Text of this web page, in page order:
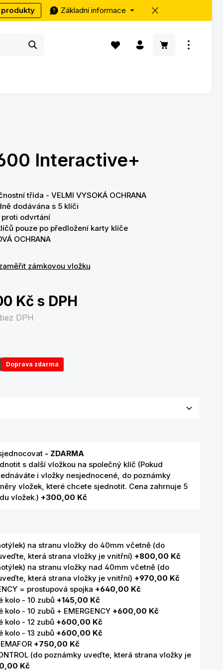
Základní informace
Máte 0 položky v seznamu přání
Nákupní košík
Interactive+
třída - VELMI VYSOKÁ OCHRANA
dodávána s 5 klíči
proti odvrtání
pouze po předložení karty klíče
OCHRANA
zámkovou vložku
Kč s DPH
bez DPH
Doprava zdarma
variantu
- ZDARMA
s další vložkou na společný klíč (Pokud
i vložky nesjednocené, do poznámky
vložek, které chcete sjednotit. Cena zahrnuje 5
vložek.) +300,00 Kč
na stranu vložky do 40mm včetně (do
která strana vložky je vnitřní) +800,00 Kč
na stranu vložky nad 40mm včetně (do
která strana vložky je vnitřní) +970,00 Kč
= prostupová spojka +640,00 Kč
kolo - 10 zubů +145,00 Kč
kolo - 10 zubů + EMERGENCY +600,00 Kč
kolo - 12 zubů +600,00 Kč
kolo - 13 zubů +600,00 Kč
+750,00 Kč
(do poznámky uveďte, která strana vložky je
Kč